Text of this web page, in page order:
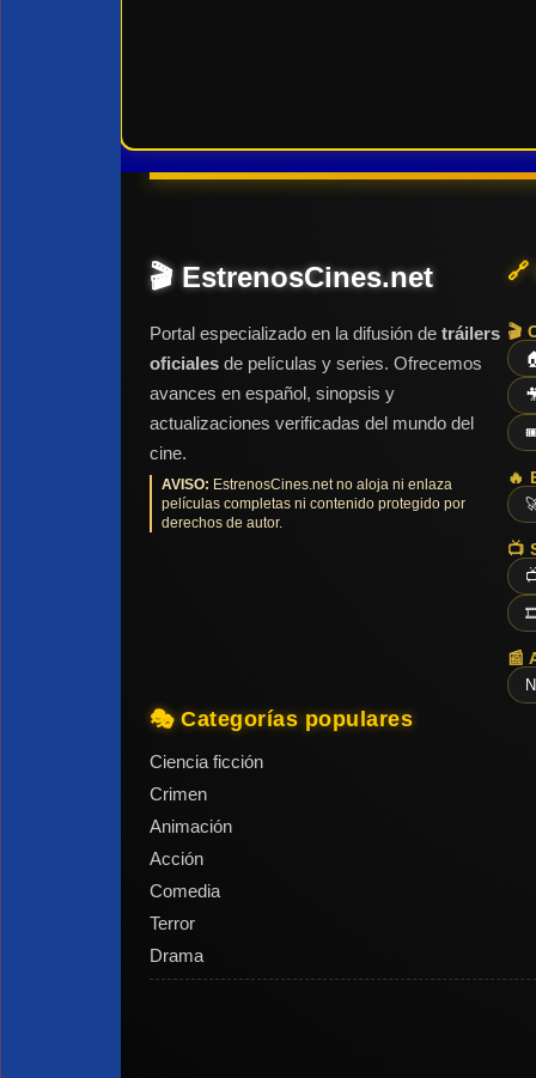
🎬 EstrenosCines.net
Portal especializado en la difusión de tráilers
oficiales de películas y series. Ofrecemos
avances en español, sinopsis y
actualizaciones verificadas del mundo del
cine.
AVISO: EstrenosCines.net no aloja ni enlaza
películas completas ni contenido protegido por
derechos de autor.
🎬
🔥
📺
📰
🎭 Categorías populares
Ciencia ficción
Crimen
Animación
Acción
Comedia
Terror
Drama